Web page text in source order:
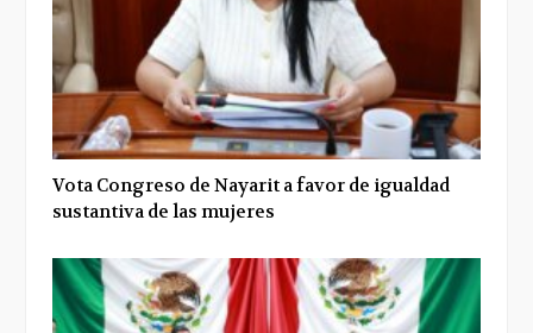
Vota Congreso de Nayarit a favor de igualdad
sustantiva de las mujeres